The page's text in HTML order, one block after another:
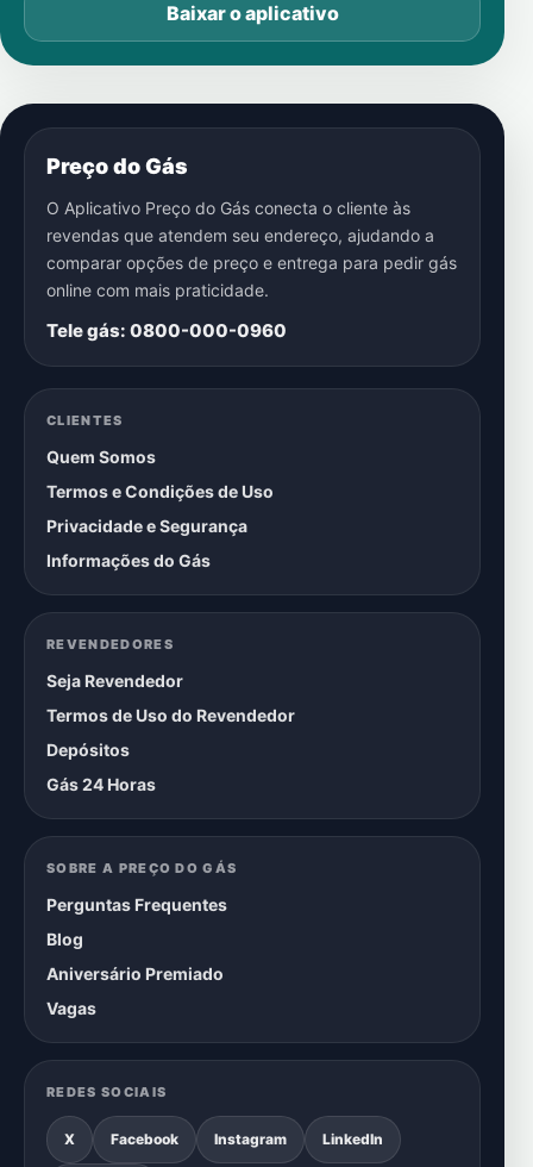
Baixar o aplicativo
Preço do Gás
O Aplicativo Preço do Gás conecta o cliente às
revendas que atendem seu endereço, ajudando a
comparar opções de preço e entrega para pedir gás
online com mais praticidade.
Tele gás: 0800-000-0960
CLIENTES
Quem Somos
Termos e Condições de Uso
Privacidade e Segurança
Informações do Gás
REVENDEDORES
Seja Revendedor
Termos de Uso do Revendedor
Depósitos
Gás 24 Horas
SOBRE A PREÇO DO GÁS
Perguntas Frequentes
Blog
Aniversário Premiado
Vagas
REDES SOCIAIS
X Facebook Instagram LinkedIn